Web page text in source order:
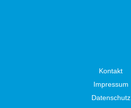
Kontakt
Impressum
Datenschutz